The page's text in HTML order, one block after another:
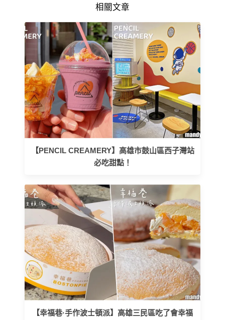
相關文章
【PENCIL CREAMERY】高雄市鼓山區西子灣站
必吃甜點！
【幸福巷·手作波士頓派】高雄三民區吃了會幸福